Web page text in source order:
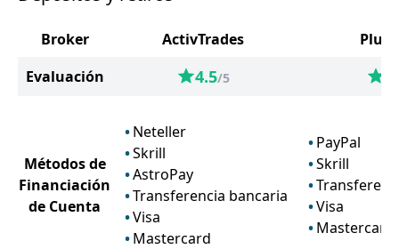
Broker ActivTrades
Evaluación
4.5/5
Métodos de
Financiación
de Cuenta
Neteller
Skrill
AstroPay
Transferencia bancaria
Visa
Mastercard
PayPal
Skrill
Visa
Mastercard